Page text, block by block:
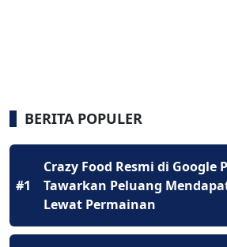
BERITA POPULER
#1
Crazy Food Resmi di Google
Tawarkan Peluang
Lewat Permainan